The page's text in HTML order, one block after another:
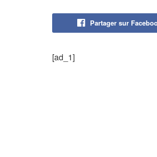
Partager sur
[ad_1]